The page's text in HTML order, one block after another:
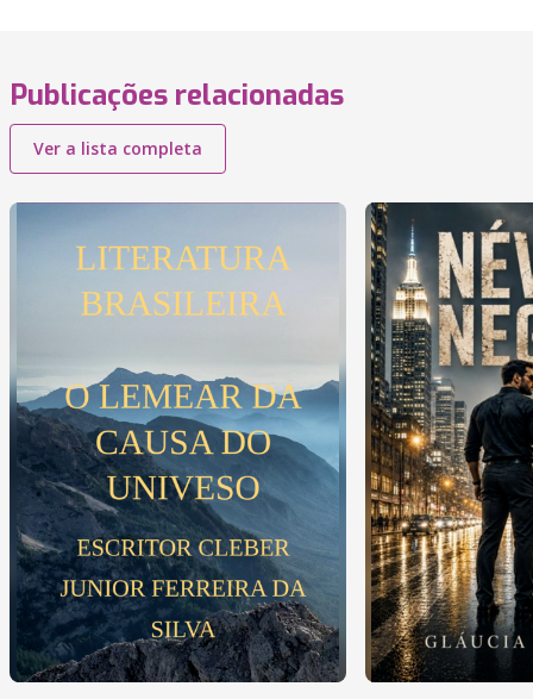
Publicações relacionadas
Ver a lista completa